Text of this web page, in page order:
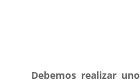
Debemos realizar